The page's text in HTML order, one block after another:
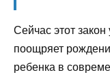
Сейчас этот
поощряет
ребенка в